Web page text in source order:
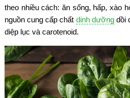
theo nhiều cách: ăn sống, hấp, xào
nguồn cung cấp chất dinh dưỡngdồi
diệp lục và carotenoid.